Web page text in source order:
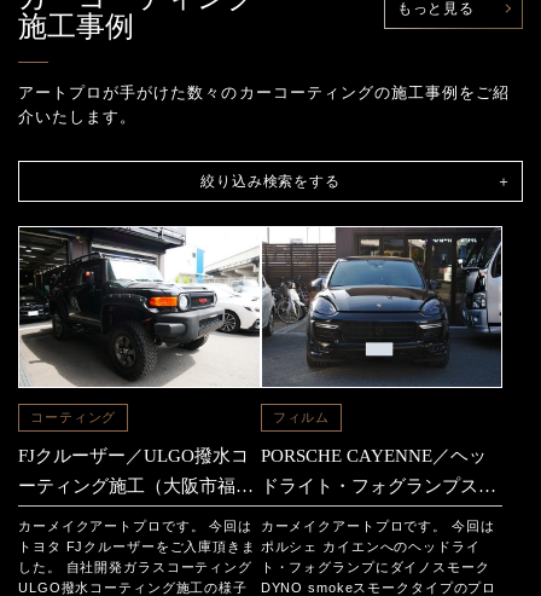
施工事例
もっと見る
アートプロが手がけた数々のカーコーティングの施工事例をご紹
介いたします。
絞り込み検索をする
コーティング
FJクルーザー／ULGO撥水コ
ーティング施工（大阪市福島
区からのご依頼）
カーメイクアートプロです。 今回は
トヨタ FJクルーザーをご入庫頂きま
した。 自社開発ガラスコーティング
ULGO撥水コーティング施工の様子
フィルム
PORSCHE CAYENNE／ヘッ
ドライト・フォグランプスモ
ークフィルム施工（大阪市福
島区からのご依頼）
カーメイクアートプロです。 今回は
ポルシェ カイエンへのヘッドライ
ト・フォグランプにダイノスモーク
DYNO smokeスモークタイプのプロ